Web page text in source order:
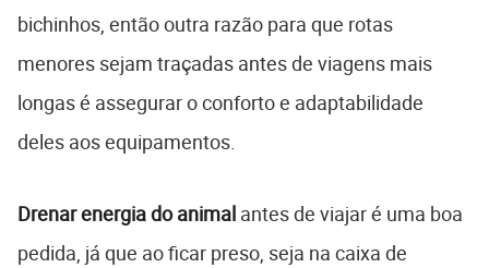
bichinhos, então outra razão para que rotas
menores sejam traçadas antes de viagens mais
longas é assegurar o conforto e adaptabilidade
deles aos equipamentos.
Drenar energia do animal antes de viajar é uma boa
pedida, já que ao ficar preso, seja na caixa de